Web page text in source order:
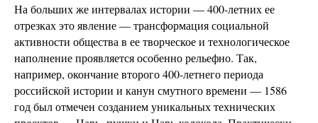
На больших же интервалах истории — 400-летних ее
отрезках это явление — трансформация социальной
активности общества в ее творческое и технологическое
наполнение проявляется особенно рельефно. Так,
например, окончание второго 400-летнего периода
российской истории и канун смутного времени — 1586
год был отмечен созданием уникальных технических